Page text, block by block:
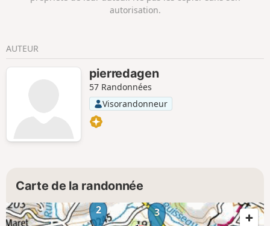
autorisation.
AUTEUR
pierredagen
57 Randonnées
Visorandonneur
Carte de la randonnée
2 3